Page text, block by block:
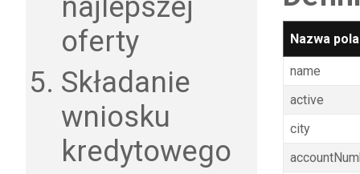
oferty
Składanie
wniosku
kredytowego
Nazwa pola
name
active
city